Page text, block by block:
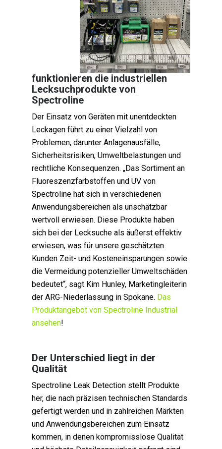
funktionieren die industriellen
Lecksuchprodukte von
Spectroline
Der Einsatz von Geräten mit unentdeckten
Leckagen führt zu einer Vielzahl von
Problemen, darunter Anlagenausfälle,
Sicherheitsrisiken, Umweltbelastungen und
rechtliche Konsequenzen. „Das Sortiment an
Fluoreszenzfarbstoffen und UV von
Spectroline hat sich in verschiedenen
Anwendungsbereichen als unschätzbar
wertvoll erwiesen. Diese Produkte haben
sich bei der Lecksuche als äußerst effektiv
erwiesen, was für unsere geschätzten
Kunden Zeit- und Kosteneinsparungen sowie
die Vermeidung potenzieller Umweltschäden
bedeutet“, sagt Kim Hunley, Marketingleiterin
der ARG-Niederlassung in Spokane. Das
Produktangebot von Spectroline Industrial
ansehen!
Der Unterschied liegt in der
Qualität
Spectroline Leak Detection stellt Produkte
her, die nach präzisen technischen Standards
gefertigt werden und in zahlreichen Märkten
und Anwendungsbereichen zum Einsatz
kommen, in denen kompromisslose Qualität